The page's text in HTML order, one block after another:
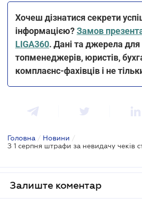
Хочеш дізнатися секрети
інформацією?Замов
LIGA360. Дані та джерела для
топменеджерів, юристів,
комплаєнс-фахівців і не
Головна / Новини /
Залиште коментар